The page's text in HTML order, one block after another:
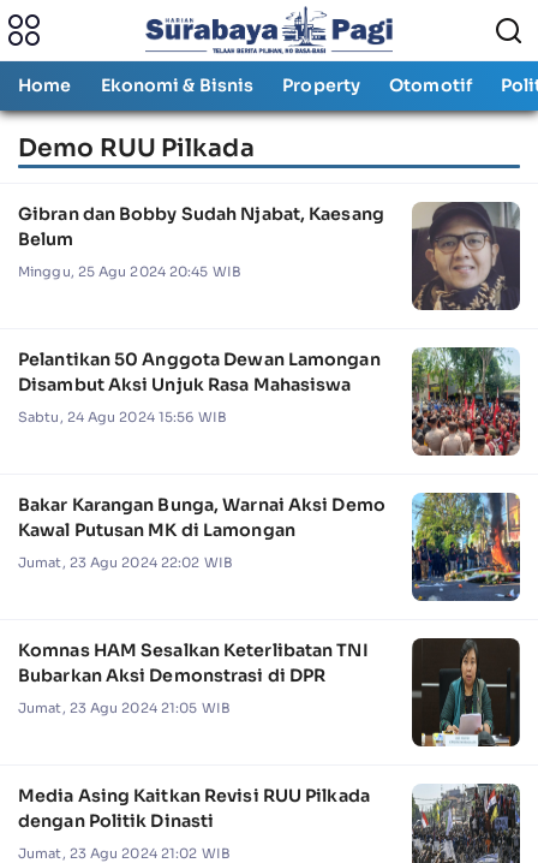
Home Ekonomi & Bisnis Property Otomotif
Demo RUU Pilkada
Gibran dan Bobby Sudah Njabat, Kaesang
Belum
Minggu, 25 Agu 2024 20:45 WIB
Pelantikan 50 Anggota Dewan Lamongan
Disambut Aksi Unjuk Rasa Mahasiswa
Sabtu, 24 Agu 2024 15:56 WIB
Bakar Karangan Bunga, Warnai Aksi Demo
Kawal Putusan MK di Lamongan
Jumat, 23 Agu 2024 22:02 WIB
Komnas HAM Sesalkan Keterlibatan TNI
Bubarkan Aksi Demonstrasi di DPR
Jumat, 23 Agu 2024 21:05 WIB
Media Asing Kaitkan Revisi RUU Pilkada
dengan Politik Dinasti
Jumat, 23 Agu 2024 21:02 WIB